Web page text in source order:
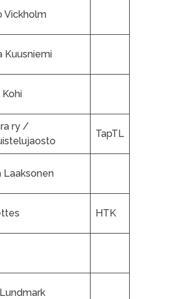
Vickholm
Kuusniemi
Kohi
ry /
TapTL
Laaksonen
HTK